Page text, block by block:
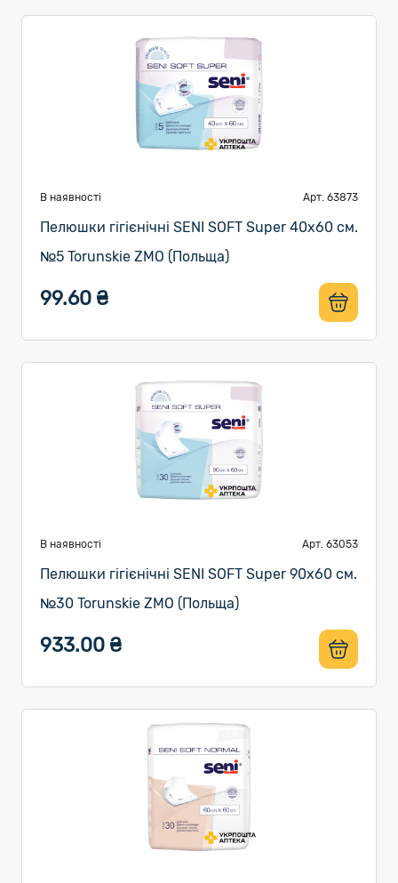
В наявності Арт. 63873
Пелюшки гігієнічні SENI SOFT Super 40х60 см.
№5 Torunskie ZMO (Польща)
99.60 ₴
В наявності Арт. 63053
Пелюшки гігієнічні SENI SOFT Super 90х60 см.
№30 Torunskie ZMO (Польща)
933.00 ₴